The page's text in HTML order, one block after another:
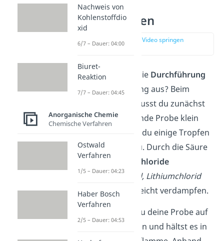
Flammenfarben
zur Stelle im Video springen
(01:00)
Wie sieht eigentlich die Durchführung
einer Flammenfärbung aus? Beim
typischen Versuch musst du zunächst
deine zu untersuchende Probe klein
mörsern. Dann gibst du einige Tropfen
Salzsäure(HCl) hinzu. Durch die Säure
bilden sich nämlich
Chloride
Natriumchlorid NaCl, Lithiumchlorid
LiCl
), die besonders leicht verdampfen.
Anschließend gibst du deine Probe auf
ein Magnesiastäbchen und hältst es in
Nachweis von
Kohlenstoffdio
xid
6/7 – Dauer: 04:00
Biuret-
Reaktion
7/7 – Dauer: 04:45
Anorganische Chemie
Chemische Verfahren
Ostwald
Verfahren
1/5 – Dauer: 04:23
Haber Bosch
Verfahren
2/5 – Dauer: 04:53